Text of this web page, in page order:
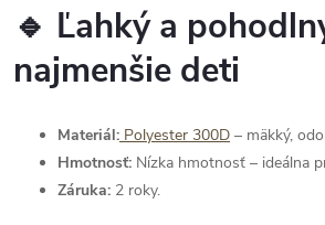
🔹 Ľahký a
najmenšie deti
Materiál: Polyester 300D – mäkký,
Hmotnosť: Nízka hmotnosť – ideálna
Záruka: 2 roky.